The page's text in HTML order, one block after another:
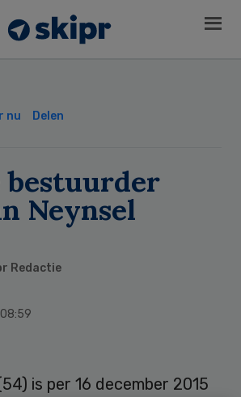
nu Delen
bestuurder
Neynsel
Redactie
08:59
is per 16 december 2015